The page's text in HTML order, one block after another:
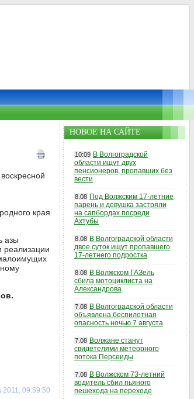
края
азы
реализации
2011, 09:59:50
НОВОЕ НА САЙТЕ
10:09 В Волгоградской
области ищут двух
пенсионеров, пропавших без
вести
8.08 Под Волжским 17-летние
парень и девушка застряли
на сапбордах посреди
Ахтубы
8.08 В Волгоградской области
двое суток ищут пропавшего
17-летнего подростка
8.08 В Волжском ГАЗель
сбила мотоциклиста на
Александрова
7.08 В Волгоградской области
объявлена беспилотная
опасность ночью 7 августа
7.08 Волжане станут
свидетелями метеорного
потока Персеиды
7.08 В Волжском 73-летний
водитель сбил пьяного
пешехода на переходе